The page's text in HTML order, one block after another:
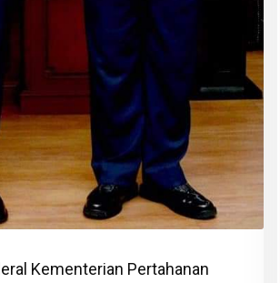
Kementerian Pertahanan